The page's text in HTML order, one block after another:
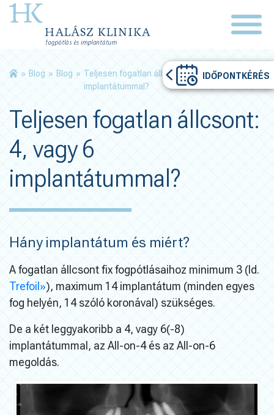
IDŐPONTKÉRÉS
» Blog » Blog » Teljesen fogatlan állcsont: 4, vagy 6
implantátummal?
Teljesen fogatlan állcsont:
4, vagy 6
implantátummal?
Hány implantátum és miért?
A fogatlan állcsont fix fogpótlásaihoz minimum 3 (ld.
Trefoil»), maximum 14 implantátum (minden egyes
fog helyén, 14 szóló koronával) szükséges.
De a két leggyakoribb a 4, vagy 6(-8)
implantátummal, az All-on-4 és az All-on-6
megoldás.